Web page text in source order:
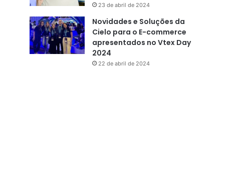
23 de abril de 2024
Novidades e Soluções da
Cielo para o E-commerce
apresentados no Vtex Day
2024
22 de abril de 2024